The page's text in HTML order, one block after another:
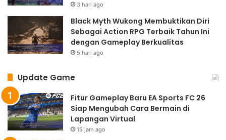
3 hari ago
Black Myth Wukong Membuktikan Diri
Sebagai Action RPG Terbaik Tahun Ini
dengan Gameplay Berkualitas
5 hari ago
Update Game
Fitur Gameplay Baru EA Sports FC 26
Siap Mengubah Cara Bermain di
Lapangan Virtual
15 jam ago